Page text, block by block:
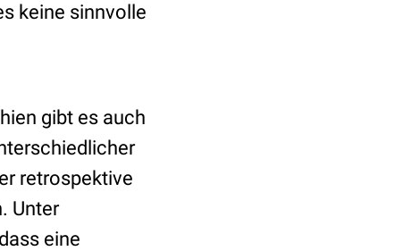
keine sinnvolle
gibt es auch
retrospektive
Unter
eine